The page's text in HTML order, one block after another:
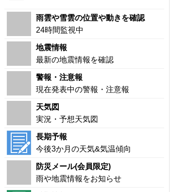
雨雲や雪雲の位置や動きを確認
24時間監視中
地震情報
最新の地震情報を確認
警報・注意報
現在発表中の警報・注意報
天気図
実況・予想天気図
長期予報
今後3か月の天気&気温傾向
防災メール(会員限定)
雨や地震情報をお知らせ